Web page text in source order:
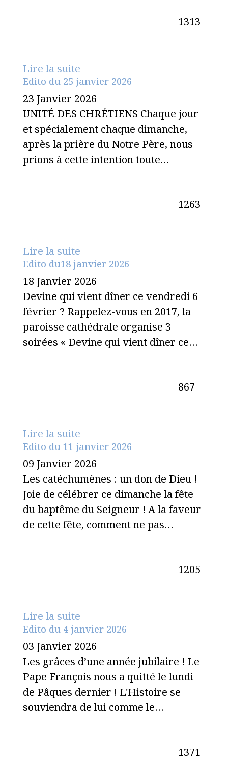
1313
Lire la suite
Edito du 25 janvier 2026
23 Janvier 2026
UNITÉ DES CHRÉTIENS Chaque jour
et spécialement chaque dimanche,
après la prière du Notre Père, nous
prions à cette intention toute…
1263
Lire la suite
Edito du18 janvier 2026
18 Janvier 2026
Devine qui vient dîner ce vendredi 6
février ? Rappelez-vous en 2017, la
paroisse cathédrale organise 3
soirées « Devine qui vient dîner ce…
867
Lire la suite
Edito du 11 janvier 2026
09 Janvier 2026
Les catéchumènes : un don de Dieu !
Joie de célébrer ce dimanche la fête
du baptême du Seigneur ! A la faveur
de cette fête, comment ne pas…
1205
Lire la suite
Edito du 4 janvier 2026
03 Janvier 2026
Les grâces d’une année jubilaire ! Le
Pape François nous a quitté le lundi
de Pâques dernier ! L'Histoire se
souviendra de lui comme le…
1371